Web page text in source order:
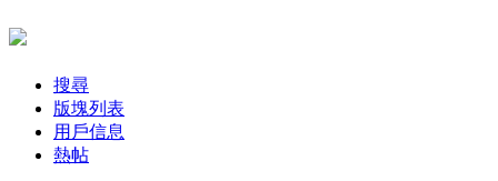
搜尋
版塊列表
用戶信息
熱帖